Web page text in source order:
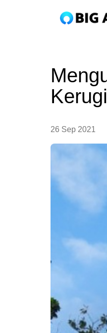
26 Sep 2021